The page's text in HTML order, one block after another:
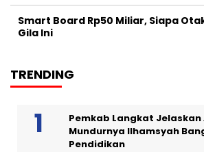
Smart Board Rp50 Miliar, Siapa
Gila Ini
TRENDING
Pemkab Langkat Jelaskan
Mundurnya Ilhamsyah
Pendidikan